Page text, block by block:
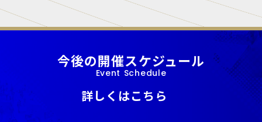
今後の開催スケジュール
Event Schedule
詳しくはこちら